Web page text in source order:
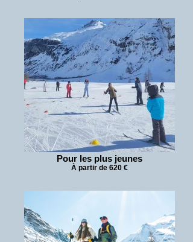
Pour les plus jeunes
À partir de 620 €